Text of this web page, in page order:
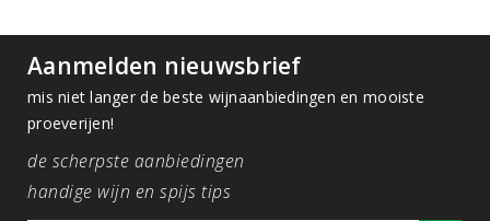
Aanmelden nieuwsbrief
mis niet langer de beste wijnaanbiedingen en mooiste
proeverijen!
de scherpste aanbiedingen
handige wijn en spijs tips